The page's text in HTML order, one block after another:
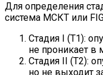
Для определения
система МСКТ или
Стадия I (T1):
не проникает
Стадия II (T2):
но не выходит